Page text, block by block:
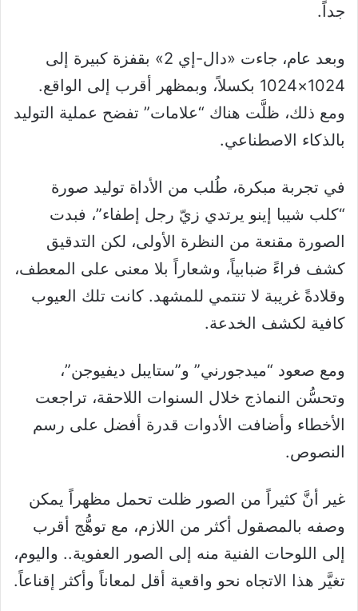
جداً.
وبعد عام، جاءت «دال-إي 2» بقفزة كبيرة إلى
1024×1024 بكسلاً، وبمظهر أقرب إلى الواقع.
ومع ذلك، ظلَّت هناك “علامات” تفضح عملية التوليد
بالذكاء الاصطناعي.
في تجربة مبكرة، طُلب من الأداة توليد صورة
“كلب شيبا إينو يرتدي زيّ رجل إطفاء”، فبدت
الصورة مقنعة من النظرة الأولى، لكن التدقيق
كشف فراءً ضبابياً، وشعاراً بلا معنى على المعطف،
وقلادةً غريبة لا تنتمي للمشهد. كانت تلك العيوب
كافية لكشف الخدعة.
ومع صعود “ميدجورني” و”ستايبل ديفيوجن”،
وتحسُّن النماذج خلال السنوات اللاحقة، تراجعت
الأخطاء وأضافت الأدوات قدرة أفضل على رسم
النصوص.
غير أنَّ كثيراً من الصور ظلت تحمل مظهراً يمكن
وصفه بالمصقول أكثر من اللازم، مع توهُّج أقرب
إلى اللوحات الفنية منه إلى الصور العفوية.. واليوم،
تغيَّر هذا الاتجاه نحو واقعية أقل لمعاناً وأكثر إقناعاً.